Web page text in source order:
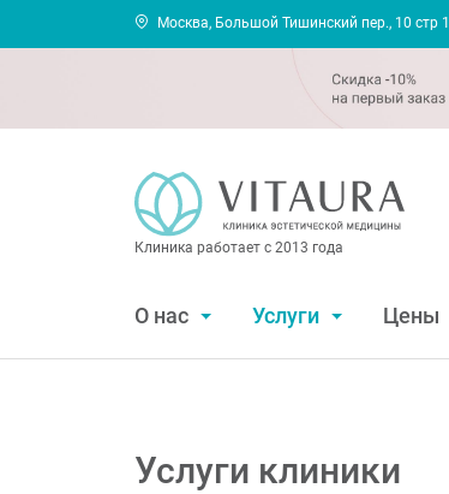
Москва, Большой Тишинский пер., 10 стр 1
Клиника работает с 2013 года
О нас Услуги Цены
Услуги клиники